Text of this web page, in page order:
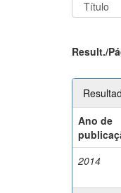
Result./
Ano de
2014